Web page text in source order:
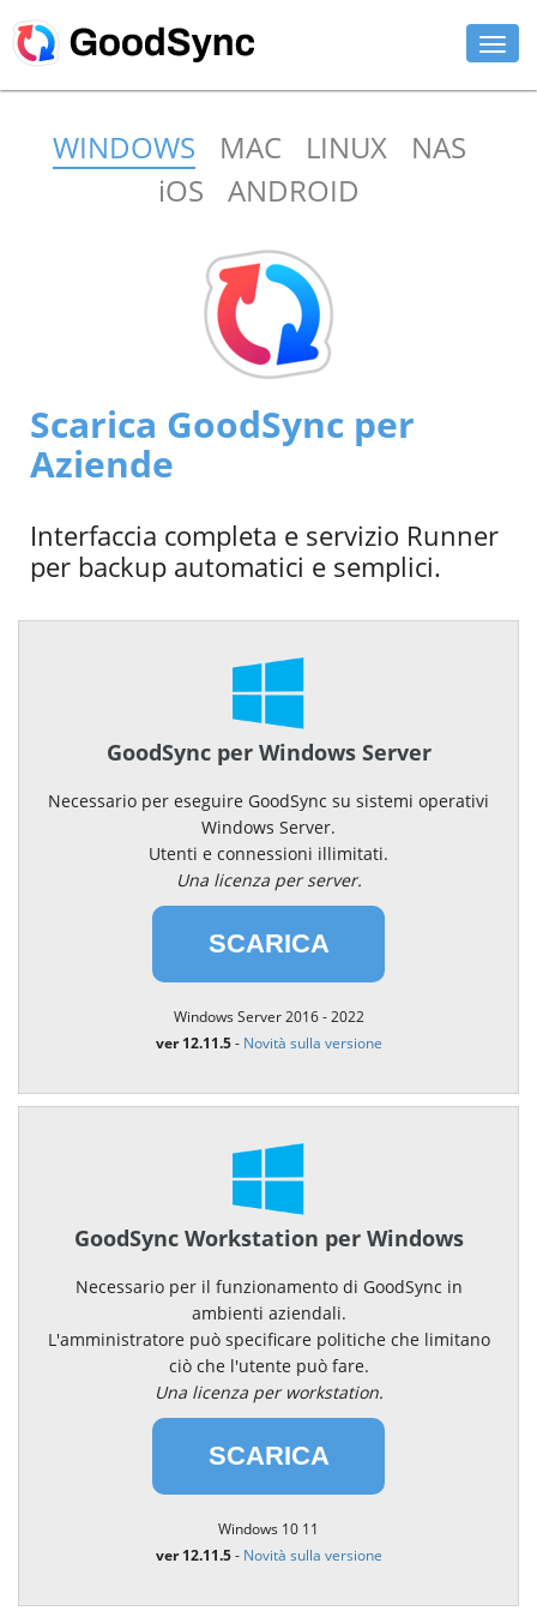
PERSONAL
ACCEDI
WINDOWS MAC LINUX
NAS
iOS
ANDROID
Scarica GoodSync per
Aziende
Interfaccia completa e servizio Runner
per backup automatici e semplici.
GoodSync per Windows Server
Necessario per eseguire GoodSync su sistemi operativi
Windows Server.
Utenti e connessioni illimitati.
Una licenza per server.
SCARICA
Windows Server 2016 - 2022
ver 12.11.5- Novità sulla versione
GoodSync Workstation per Windows
Necessario per il funzionamento di GoodSync in
ambienti aziendali.
L'amministratore può specificare politiche che limitano
ciò che l'utente può fare.
Una licenza per workstation.
SCARICA
Windows 10 11
ver 12.11.5- Novità sulla versione